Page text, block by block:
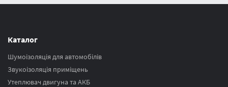
Каталог
Шумоізоляція для автомобілів
Звукоізоляція приміщень
Утеплювач двигуна та АКБ